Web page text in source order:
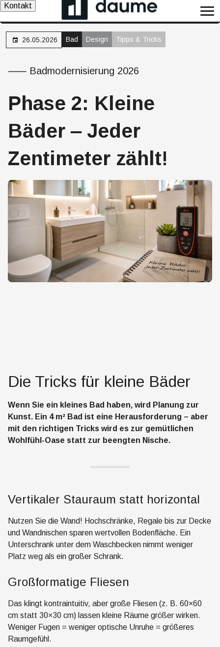
Kontakt
26.05.2026 Bad Design Tipps & Tricks
⸺ Badmodernisierung 2026
Phase 2: Kleine
Bäder ‒ Jeder
Zentimeter zählt!
Die Tricks für kleine Bäder
Wenn Sie ein kleines Bad haben, wird Planung zur
Kunst. Ein 4 m² Bad ist eine Herausforderung – aber
mit den richtigen Tricks wird es zur gemütlichen
Wohlfühl-Oase statt zur beengten Nische.
Vertikaler Stauraum statt horizontal
Nutzen Sie die Wand! Hochschränke, Regale bis zur Decke
und Wandnischen sparen wertvollen Bodenfläche. Ein
Unterschrank unter dem Waschbecken nimmt weniger
Platz weg als ein großer Schrank.
Großformatige Fliesen
Das klingt kontraintuitiv, aber große Fliesen (z. B. 60×60
cm statt 30×30 cm) lassen kleine Räume größer wirken.
Weniger Fugen = weniger optische Unruhe = größeres
Raumgefühl.